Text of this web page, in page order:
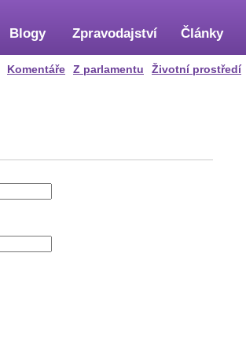
Komentáře Z parlamentu Životní prostředí
Blogy Zpravodajství Články